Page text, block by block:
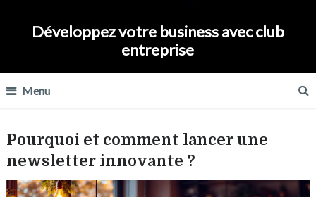
Développez votre business avec club
entreprise
Menu
Pourquoi et comment lancer une
newsletter innovante ?